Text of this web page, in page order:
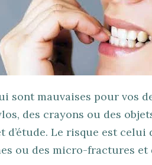
sont mauvaises pour vos
des crayons ou des
Le risque est celui
ou des micro-fractures et